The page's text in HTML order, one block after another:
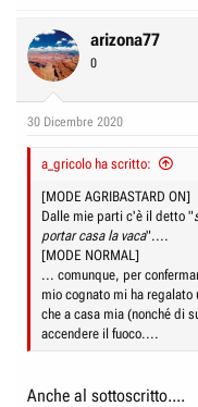
c
t
i
s
arizona77
0
30 Dicembre 2020
a_gricolo ha scritto:
[MODE AGRIBASTARD ON]
Dalle mie parti c'è il detto "
portar casa la vaca"....
[MODE NORMAL]
... comunque, per
mio cognato mi ha
che a casa mia (nonché di
accendere il fuoco....
Anche al sottoscritto....